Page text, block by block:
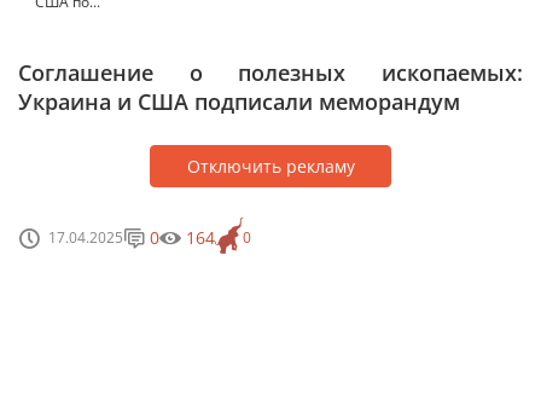
Соглашение о полезных ископаемых:
Украина и США подписали меморандум
Отключить рекламу
17.04.2025 0
0 164